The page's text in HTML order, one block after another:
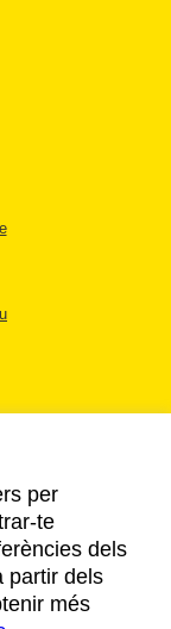
per
te
dels
partir dels
més